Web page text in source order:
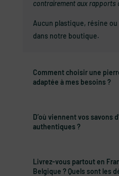
contrairement aux rapports
Aucun plastique, résine
dans notre boutique.
Comment choisir une
adaptée à mes besoins ?
D’où viennent vos savons
authentiques ?
Livrez-vous partout en
Belgique ? Quels sont les